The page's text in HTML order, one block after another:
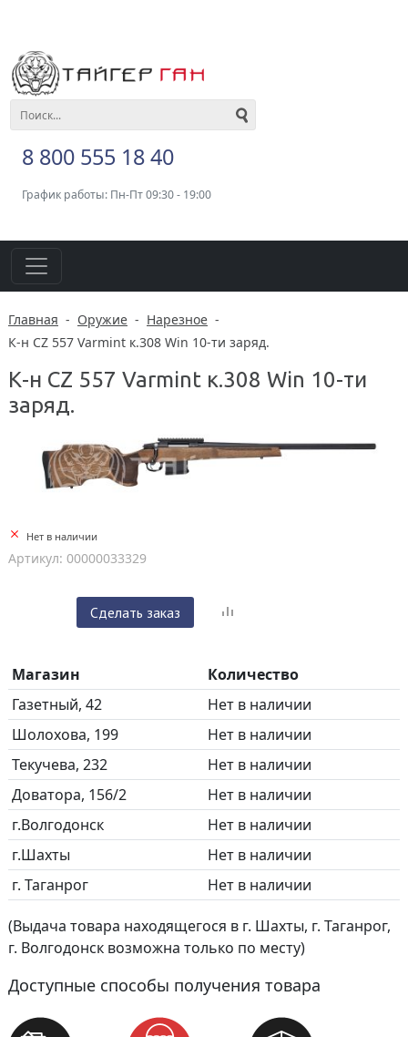
8 800 555 18 40
График работы: Пн-Пт 09:30 - 19:00
Главная - Оружие - Нарезное -
К-н CZ 557 Varmint к.308 Win 10-ти заряд.
К-н CZ 557 Varmint к.308 Win 10-ти
заряд.
Нет в наличии
Артикул: 00000033329
Сделать заказ
Магазин
Количество
Газетный, 42
Нет в наличии
Шолохова, 199
Нет в наличии
Текучева, 232
Нет в наличии
Доватора, 156/2
Нет в наличии
г.Волгодонск
Нет в наличии
г.Шахты
Нет в наличии
г. Таганрог
Нет в наличии
(Выдача товара находящегося в г. Шахты, г. Таганрог,
г. Волгодонск возможна только по месту)
Доступные способы получения товара